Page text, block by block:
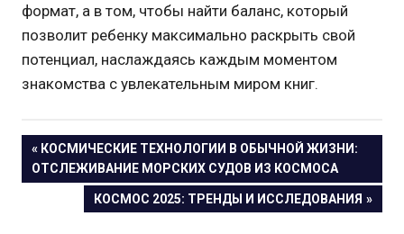
формат, а в том, чтобы найти баланс, который
позволит ребенку максимально раскрыть свой
потенциал, наслаждаясь каждым моментом
знакомства с увлекательным миром книг.
Навигация
по
записям
ПРЕДЫДУЩАЯ
ЗАПИСЬ:
КОСМИЧЕСКИЕ ТЕХНОЛОГИИ В ОБЫЧНОЙ ЖИЗНИ:
ОТСЛЕЖИВАНИЕ МОРСКИХ СУДОВ ИЗ КОСМОСА
СЛЕДУЮЩАЯ
КОСМОС 2025: ТРЕНДЫ И ИССЛЕДОВАНИЯ